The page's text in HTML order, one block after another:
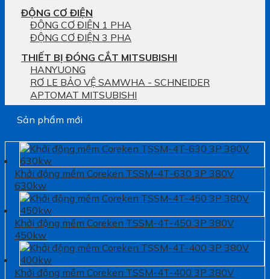
ĐỘNG CƠ ĐIỆN
ĐỘNG CƠ ĐIỆN 1 PHA
ĐỘNG CƠ ĐIỆN 3 PHA
THIẾT BỊ ĐÓNG CẮT MITSUBISHI
HANYUONG
RƠ LE BẢO VỆ SAMWHA - SCHNEIDER
APTOMAT MITSUBISHI
Sản phẩm mới
Khởi động mềm Coreken TSSM-4T-630 3P 380V
630kw
Khởi động mềm Coreken TSSM-4T-450 3P 380V
450kw
Khởi động mềm Coreken TSSM-4T-400 3P 380V